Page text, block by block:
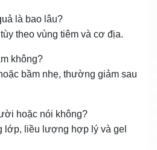
là bao lâu?
theo vùng tiêm và cơ địa.
không?
bầm nhẹ, thường giảm sau
hoặc nói không?
lớp, liều lượng hợp lý và gel